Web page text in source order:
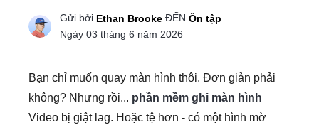
Gửi bởi Ethan Brooke ĐẾN Ôn tập
Ngày 03 tháng 6 năm 2026
Bạn chỉ muốn quay màn hình thôi. Đơn giản phải
không? Nhưng rồi... phần mềm ghi màn hình
Video bị giật lag. Hoặc tệ hơn - có một hình mờ